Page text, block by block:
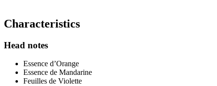
Characteristics
Head notes
Essence d’Orange
Essence de Mandarine
Feuilles de Violette